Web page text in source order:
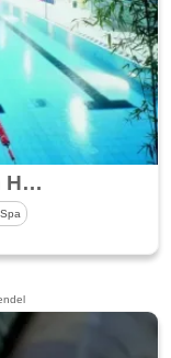
Vitalis die Wellness-Oase im Hochwald - Centrum für Freizeit, Gesundheit und Rehabilitation